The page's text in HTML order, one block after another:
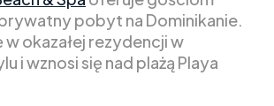
pobyt na Dominikanie.
w okazałej rezydencji w
i wznosi się nad plażą Playa